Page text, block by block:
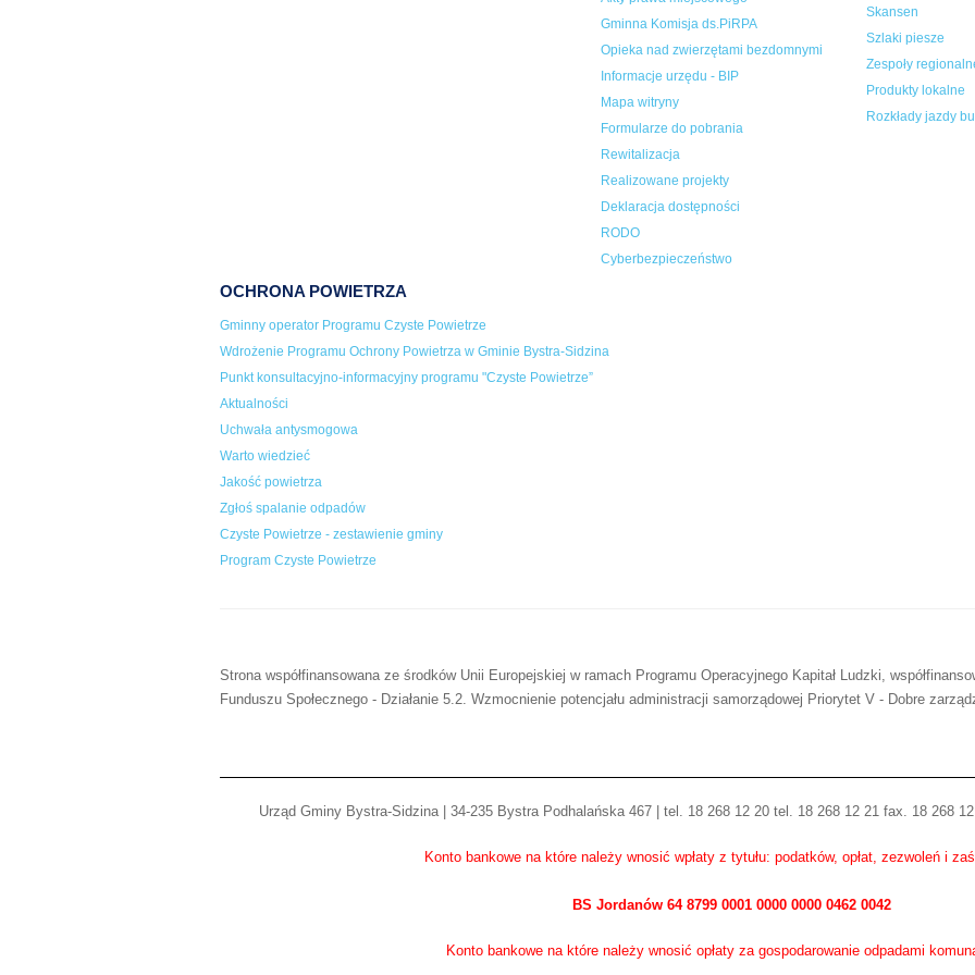
Gminna Komisja ds.PiRPA
Opieka nad zwierzętami bezdomnymi
Informacje urzędu - BIP
Mapa witryny
Formularze do pobrania
Rewitalizacja
Realizowane projekty
Deklaracja dostępności
RODO
Cyberbezpieczeństwo
Skansen
Szlaki piesze
Zespoły
Produkty lokalne
Rozkłady jazdy
OCHRONA POWIETRZA
Gminny operator Programu Czyste Powietrze
Wdrożenie Programu Ochrony Powietrza w Gminie Bystra-Sidzina
Punkt konsultacyjno-informacyjny programu "Czyste Powietrze”
Aktualności
Uchwała antysmogowa
Warto wiedzieć
Jakość powietrza
Zgłoś spalanie odpadów
Czyste Powietrze - zestawienie gminy
Program Czyste Powietrze
Strona współfinansowana ze środków Unii Europejskiej w ramach Programu Operacyjnego Kapitał Ludzki,
Funduszu Społecznego - Działanie 5.2. Wzmocnienie potencjału administracji samorządowej Priorytet V - Dobre
Urząd Gminy Bystra-Sidzina | 34-235 Bystra Podhalańska 467 | tel. 18 268 12 20 tel. 18 268 12 21 fax. 18 268 12
Konto bankowe na które należy wnosić wpłaty z tytułu: podatków, opłat, zezwoleń i
BS Jordanów 64 8799 0001 0000 0000 0462 0042
Konto bankowe na które należy wnosić opłaty za gospodarowanie odpadami